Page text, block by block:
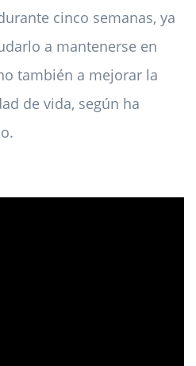
cinco semanas, ya
a mantenerse en
también a mejorar la
de vida, según ha